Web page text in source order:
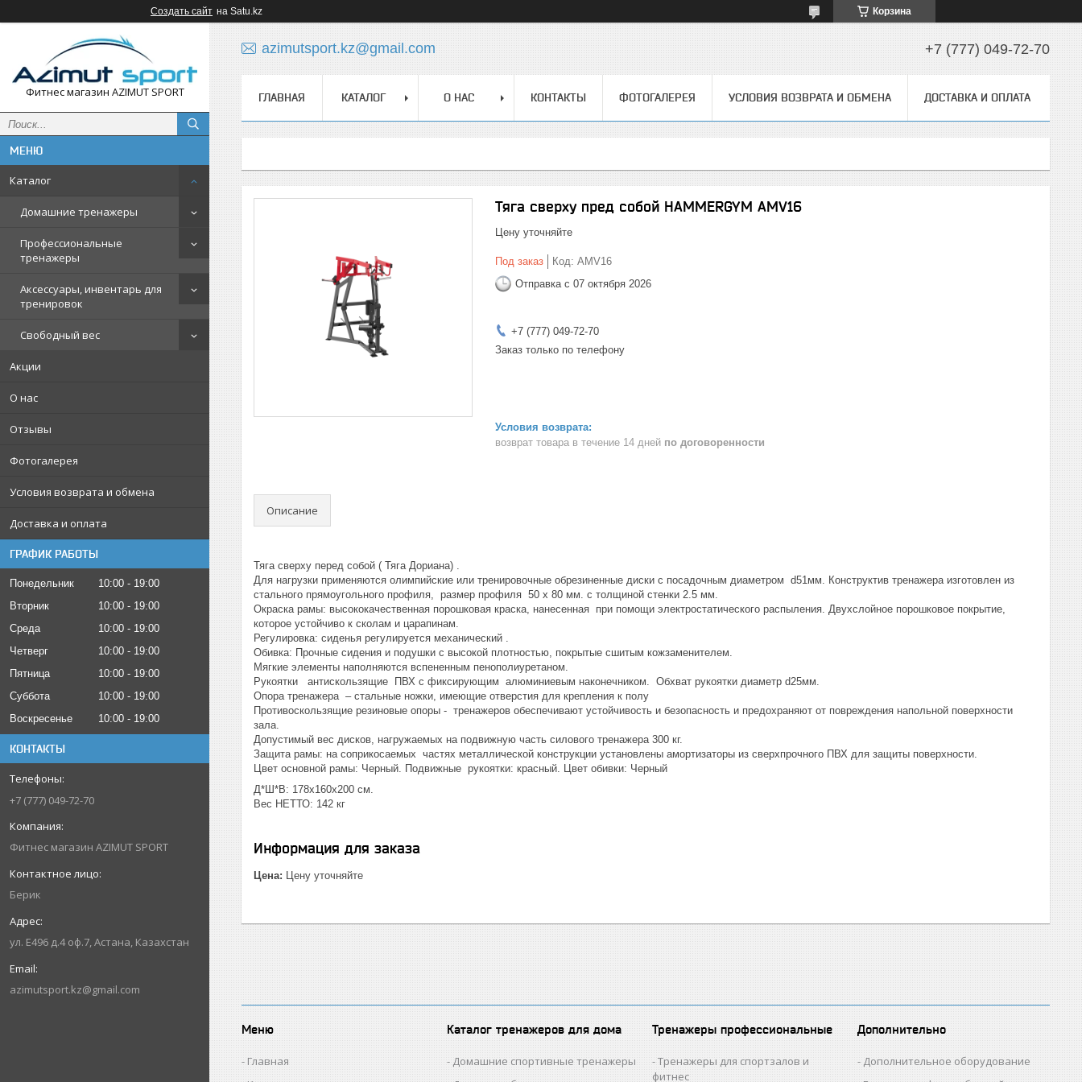
Создать сайт на Satu.kz Корзина
Фитнес магазин AZIMUT SPORT
Каталог
Домашние тренажеры
Профессиональные
тренажеры
Аксессуары, инвентарь для
тренировок
Свободный вес
Акции
О нас
Отзывы
Фотогалерея
Условия возврата и обмена
Доставка и оплата
ГРАФИК РАБОТЫ
Понедельник 10:00
19:00
Вторник
10:00
19:00
Среда
10:00
19:00
Четверг
10:00
19:00
Пятница
10:00
19:00
Суббота
10:00
19:00
Воскресенье
10:00 19:00
КОНТАКТЫ
+7 (777) 049-72-70
Фитнес магазин AZIMUT SPORT
Берик
ул. Е496 д.4 оф.7, Астана, Казахстан
azimutsport.kz@gmail.com
azimutsport.kz@gmail.com +7 (777) 049-72-70
ГЛАВНАЯ КАТАЛОГ О НАС КОНТАКТЫ ФОТОГАЛЕРЕЯ УСЛОВИЯ ВОЗВРАТА И ОБМЕНА ДОСТАВКА И ОПЛАТА
Тяга сверху пред собой HAMMERGYM AMV16
Цену уточняйте
Под заказ Код: AMV16
Отправка с 07 октября 2026
+7 (777) 049-72-70
Заказ только по телефону
возврат товара в течение 14 дней по договоренности
Описание
Тяга сверху перед собой ( Тяга Дориана) .
Для нагрузки применяются олимпийские или тренировочные обрезиненные диски с посадочным диаметром d51мм. Конструктив тренажера изготовлен из
стального прямоугольного профиля, размер профиля 50 х 80 мм. с толщиной стенки 2.5 мм.
Окраска рамы: высококачественная порошковая краска, нанесенная при помощи электростатического распыления. Двухслойное порошковое покрытие,
которое устойчиво к сколам и царапинам.
Регулировка: сиденья регулируется механический .
Обивка: Прочные сидения и подушки с высокой плотностью, покрытые сшитым кожзаменителем.
Мягкие элементы наполняются вспененным пенополиуретаном.
Рукоятки антискользящие ПВХ с фиксирующим алюминиевым наконечником. Обхват рукоятки диаметр d25мм.
Опора тренажера – стальные ножки, имеющие отверстия для крепления к полу
Противоскользящие резиновые опоры - тренажеров обеспечивают устойчивость и безопасность и предохраняют от повреждения напольной поверхности
зала.
Допустимый вес дисков, нагружаемых на подвижную часть силового тренажера 300 кг.
Защита рамы: на соприкосаемых частях металлической конструкции установлены амортизаторы из сверхпрочного ПВХ для защиты поверхности.
Цвет основной рамы: Черный. Подвижные рукоятки: красный. Цвет обивки: Черный
Д*Ш*В: 178x160x200 см.
Вес НЕТТО: 142 кг
Информация для заказа
Цена: Цену уточняйте
Меню
Главная
Каталог тренажеров для дома
Домашние спортивные тренажеры
Тренажеры профессиональные
Тренажеры для спортзалов и
фитнес
Дополнительно
Дополнительное оборудование